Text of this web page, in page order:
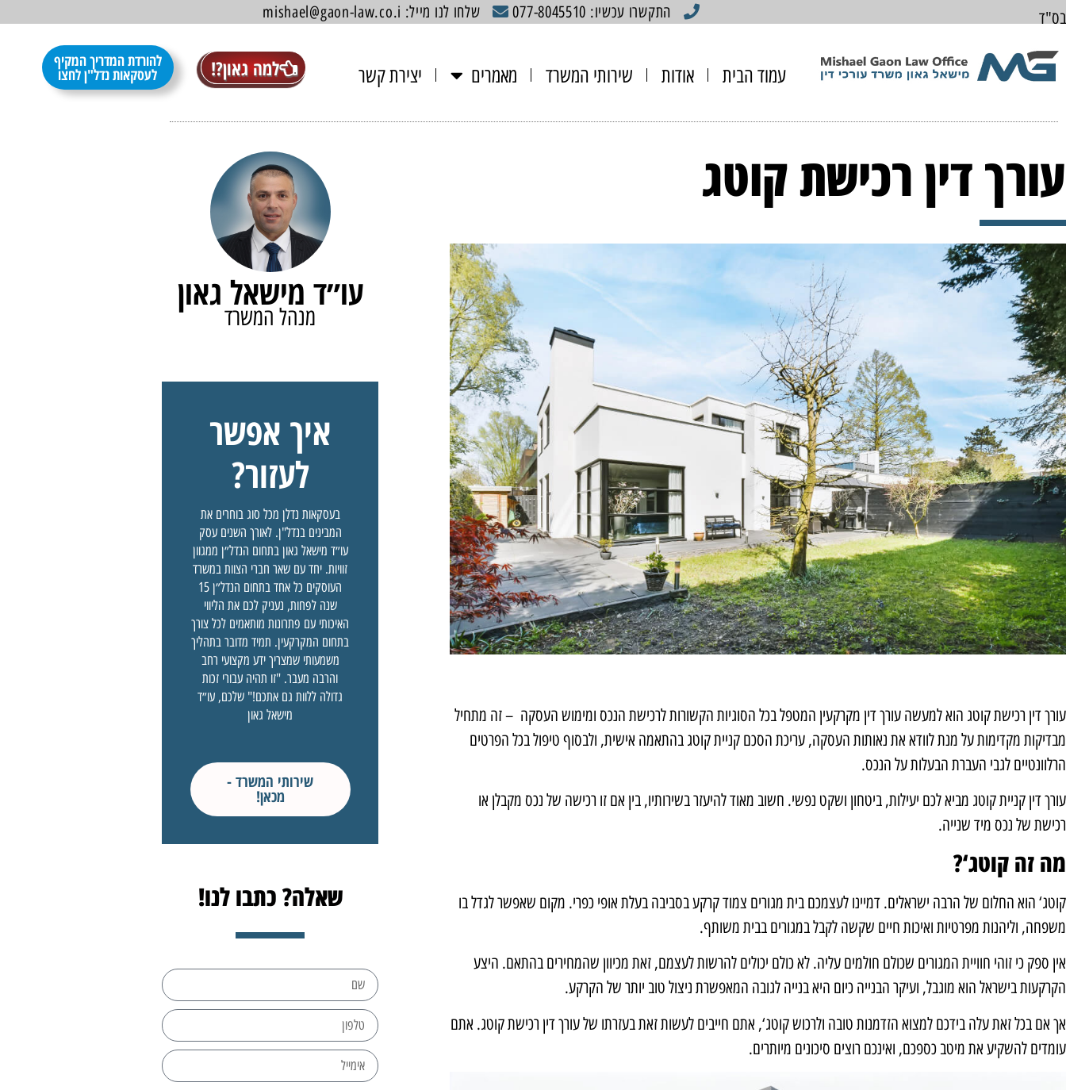
בס"ד התקשרו עכשיו: 077-8045510 שלחו לנו מייל: mishael@gaon-law.co.i
עמוד הבית אודות שירותי המשרד מאמרים יצירת קשר למה גאון?! להורדת המדריך המקיף
לעסקאות נדל"ן לחצו
עורך דין רכישת קוטג
עורך דין רכישת קוטג הוא למעשה עורך דין מקרקעין המטפל בכל הסוגיות הקשורות לרכישת הנכס ומימוש העסקה – זה מתחיל
מבדיקות מקדימות על מנת לוודא את נאותות העסקה, עריכת הסכם קניית קוטג בהתאמה אישית, ולבסוף טיפול בכל הפרטים
הרלוונטיים לגבי העברת הבעלות על הנכס.
עורך דין קניית קוטג מביא לכם יעילות, ביטחון ושקט נפשי. חשוב מאוד להיעזר בשירותיו, בין אם זו רכישה של נכס מקבלן או
רכישת של נכס מיד שנייה.
מה זה קוטג‘?
קוטג‘ הוא החלום של הרבה ישראלים. דמיינו לעצמכם בית מגורים צמוד קרקע בסביבה בעלת אופי כפרי. מקום שאפשר לגדל בו
משפחה, וליהנות מפרטיות ואיכות חיים שקשה לקבל במגורים בבית משותף.
אין ספק כי זוהי חוויית המגורים שכולם חולמים עליה. לא כולם יכולים להרשות לעצמם, זאת מכיוון שהמחירים בהתאם. היצע
הקרקעות בישראל הוא מוגבל, ועיקר הבנייה כיום היא בנייה לגובה המאפשרת ניצול טוב יותר של הקרקע.
אך אם בכל זאת עלה בידכם למצוא הזדמנות טובה ולרכוש קוטג‘, אתם חייבים לעשות זאת בעזרתו של עורך דין רכישת קוטג. אתם
עומדים להשקיע את מיטב כספכם, ואינכם רוצים סיכונים מיותרים.
עו״ד מישאל גאון
מנהל המשרד
איך אפשר
לעזור?
בעסקאות נדלן מכל סוג בוחרים את
המבינים בנדל"ן. לאורך השנים עסק
עו״ד מישאל גאון בתחום הנדל״ן ממגוון
זוויות. יחד עם שאר חברי הצוות במשרד
העוסקים כל אחד בתחום הנדל״ן 15
שנה לפחות, נעניק לכם את הליווי
האיכותי עם פתרונות מותאמים לכל צורך
בתחום המקרקעין. תמיד מדובר בתהליך
משמעותי שמצריך ידע מקצועי רחב
והרבה מעבר. "זו תהיה עבורי זכות
גדולה ללוות גם אתכם!" שלכם, עו״ד
מישאל גאון
שירותי המשרד -
מכאן!
שאלה? כתבו לנו!